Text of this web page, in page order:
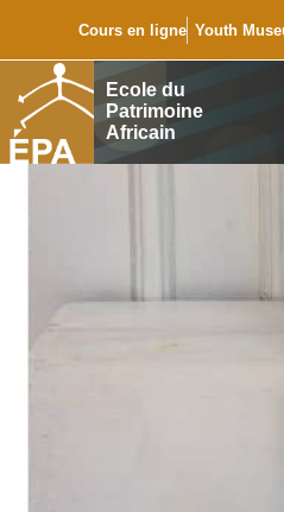
Cours en ligne Youth
Ecole du
Patrimoine
Africain